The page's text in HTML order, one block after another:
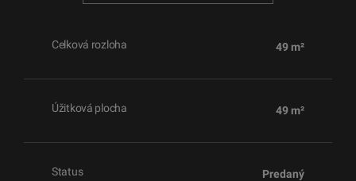
Celková rozloha 49 m²
Úžitková plocha 49 m²
Status Predaný